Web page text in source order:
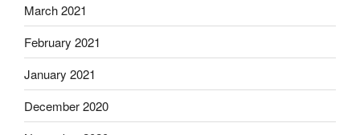
March 2021
February 2021
January 2021
December 2020